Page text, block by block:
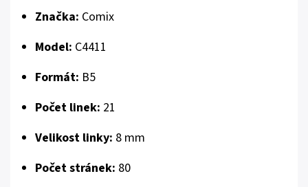
Značka: Comix
Model: C4411
Formát: B5
Počet linek: 21
Velikost linky: 8 mm
Počet stránek: 80